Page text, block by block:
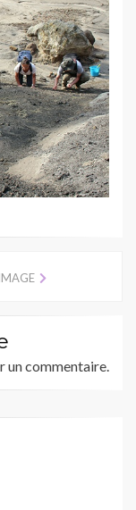
un commentaire.